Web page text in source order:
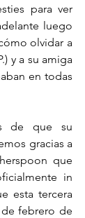
para ver
luego
olvidar a
y a su amiga
en todas
de que su
gracias a
que
in
esta tercera
febrero de